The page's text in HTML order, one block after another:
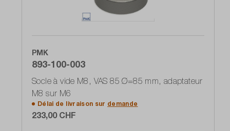
PMK
893-100-003
Socle à vide M8, VAS 85 Ø=85 mm, adaptateur
M8 sur M6
Délai de livraison sur demande
233,00 CHF